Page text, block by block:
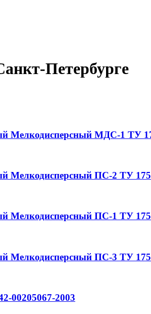
Петербурге
Мелкодисперсный МДС-1 ТУ
Мелкодисперсный ПС-2 ТУ
Мелкодисперсный ПС-1 ТУ
Мелкодисперсный ПС-3 ТУ
00205067-2003